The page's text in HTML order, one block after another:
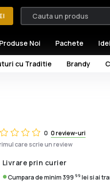
cu Traditie Brandy
Produse Noi Pachete
0 0 review-uri
care scrie un review
Livrare prin curier
Cumpara de minim 399 99 lei si ai